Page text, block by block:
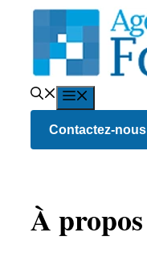
Contactez-nous
À propos